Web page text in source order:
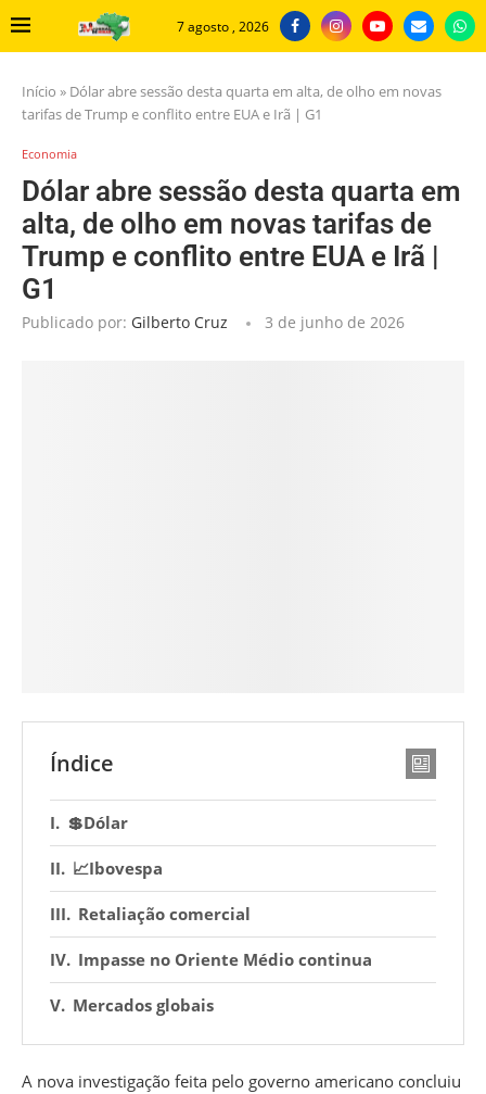
7 agosto , 2026
Início » Dólar abre sessão desta quarta em alta, de olho em novas
tarifas de Trump e conflito entre EUA e Irã | G1
Economia
Dólar abre sessão desta quarta em
alta, de olho em novas tarifas de
Trump e conflito entre EUA e Irã |
G1
Publicado por: Gilberto Cruz 3 de junho de 2026
Índice
💲Dólar
📈Ibovespa
Retaliação comercial
Impasse no Oriente Médio continua
Mercados globais
A nova investigação feita pelo governo americano concluiu